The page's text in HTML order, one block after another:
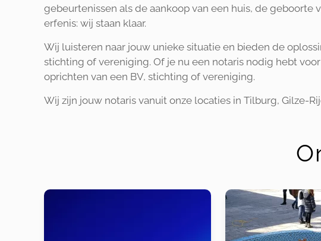
gebeurtenissen als de aankoop van een huis, de
erfenis: wij staan klaar.
Wij luisteren naar jouw unieke situatie en bieden de
stichting of vereniging. Of je nu een notaris nodig hebt
oprichten van een BV, stichting of vereniging.
Wij zijn jouw notaris vanuit onze locaties in Tilburg, Gilze-